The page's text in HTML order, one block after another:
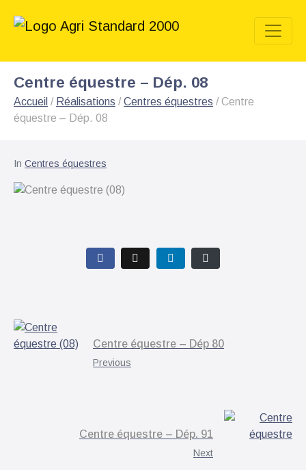
Centre équestre – Dép. 08
Accueil / Réalisations /Centres équestres /Centre
équestre – Dép. 08
In Centres équestres
Centre équestre – Dép 80
Previous
Centre équestre – Dép. 91
Next